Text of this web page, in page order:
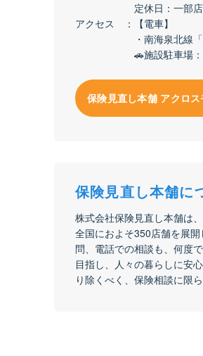
定休日：一部
アクセス
【電車】
・南海泉北線
🚗施設駐車場
保険見直し本舗 アクロ
保険見直し本舗に
株式会社保険見直し本舗は
全国におよそ350店舗を展
問、電話での相談も、何度
目指し、人々の暮らしに安
り除くべく、保険相談に限